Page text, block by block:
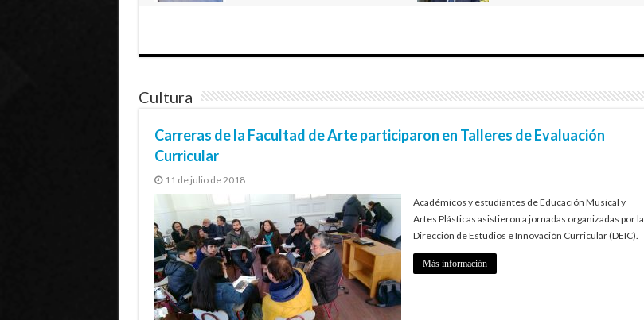
Cultura
Carreras de la Facultad de Arte participaron en Talleres de Evaluación
Curricular
11 de julio de 2018
Académicos y estudiantes de Educación Musical y
Artes Plásticas asistieron a jornadas organizadas por la
Dirección de Estudios e Innovación Curricular (DEIC).
Más información